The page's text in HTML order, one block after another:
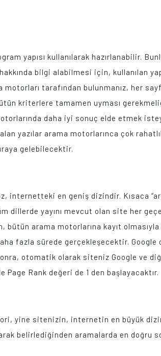
yapısı kullanılarak hazırlanabilir.
bilgi alabilmesi için, kullanılan
tarafından bulunmanız, her
kriterlere tamamen uyması
daha iyi sonuç elde etmek
yazılar arama motorlarınca çok
gelebilecektir.
internetteki en geniş dizindir.
dillerde yayını mevcut olan site her
arama motorlarına kayıt
fazla sürede gerçekleşecektir.
otomatik olarak siteniz Google ve
Rank değeri de 1 den başlayacaktır.
yine sitenizin, internetin en büyük
belirlediğinden aramalarda en doğru